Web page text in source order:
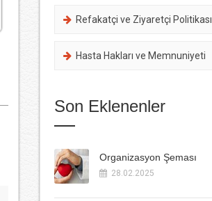
Refakatçi ve Ziyaretçi Politikası
Hasta Hakları ve Memnuniyeti
Son Eklenenler
Organizasyon Şeması
28.02.2025